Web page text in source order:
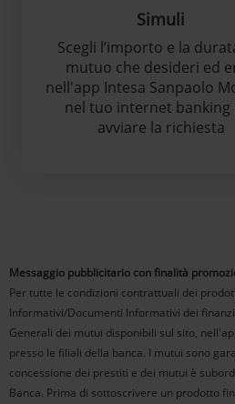
Simuli
Scegli l’importo e la
mutuo che desideri ed
nell'app Intesa Sanpaolo
nel tuo internet banking
avviare la richiesta
Messaggio pubblicitario con finalità
Per tutte le condizioni contrattuali dei
Informativi/Documenti Informativi dei
Generali dei mutui disponibili sul sito,
presso le filiali della banca. I mutui sono
concessione dei prestiti e dei mutui è
Banca. Prima di sottoscrivere un prodotto